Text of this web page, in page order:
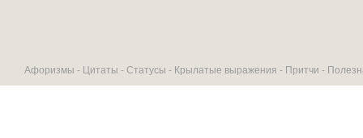
Афоризмы - Цитаты -Статусы - Крылатые выражения - Притчи -